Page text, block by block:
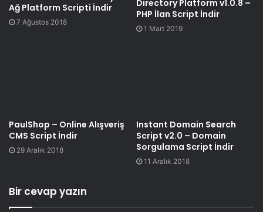
Ağ Platform Scripti İndir
7 Ağustos 2018
Directory Platform v1.0.8 –
PHP İlan Script İndir
1 Mart 2019
PaulShop – Online Alışveriş
CMS Script İndir
29 Aralık 2018
Instant Domain Search
Script v2.0 – Domain
Sorgulama Script İndir
11 Aralık 2018
Bir cevap yazın